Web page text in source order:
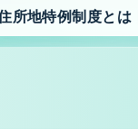
所地特例制度とは
・ご家